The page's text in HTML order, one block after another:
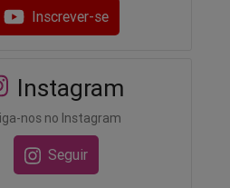
Inscrever-se
Instagram
nos no Instagram
Seguir